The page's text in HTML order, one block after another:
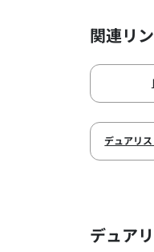
関連リ
デュアリ
デュア